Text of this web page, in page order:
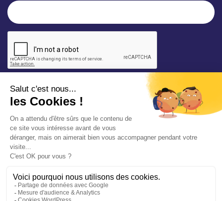
Votre adresse e-mail est uniquement utilisée pour
vous envoyer les lettres d'information de la Mairie de
Saint-Aubin-sur-Mer. Vous pouvez à tout moment
utiliser le lien de désabonnement intégré dans la
confidentialitépour en savoir plus.